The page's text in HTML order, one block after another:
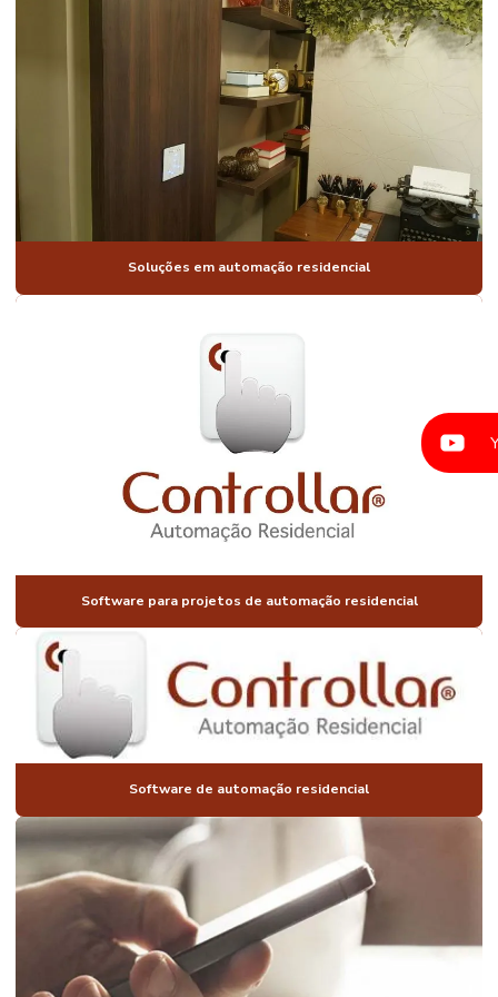
RESIDENCIAIS
CONDOMINIOS
CONSTRUTORAS
CORTINAS
PERSIANAS
AUTOMAÇÃO
RESIDENCIAL
AUTOMAÇÃO
FECHADURA
AUTOMAÇÃO
DE
AUTOMAÇÃO
ILUMINAÇÃO
RESIDENCIAL
Soluções em automação residencial
Software para projetos de automação residencial
Software de automação residencial